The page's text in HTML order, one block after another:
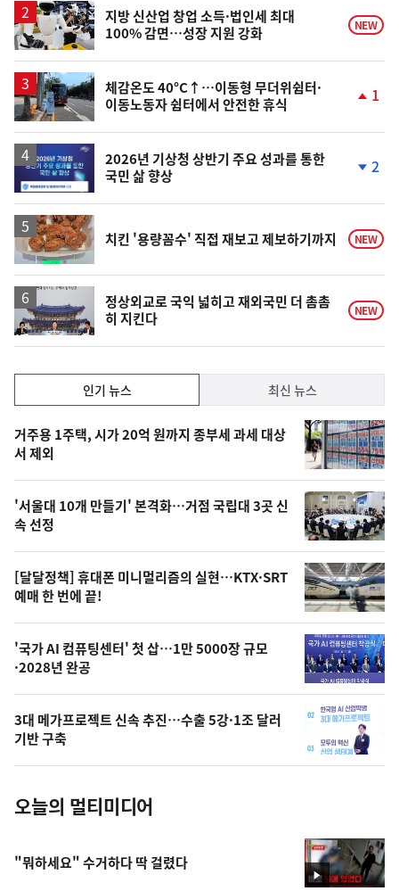
승
지방 신산업 창업 소득·법인세 최대
100% 감면…성장 지원 강화
NEW
체감온도 40°C↑…이동형 무더위쉼터·
이동노동자 쉼터에서 안전한 휴식
1
2026년 기상청 상반기 주요 성과를 통한
국민 삶 향상
락
2
치킨 '용량꼼수' 직접 재보고 제보하기까지 NEW
정상외교로 국익 넓히고 재외국민 더 촘촘
히 지킨다
NEW
기,
최
신,
오
늘
의
영
상
오
의
사
진
인기 뉴스 최신 뉴스
기
뉴
스
거주용 1주택, 시가 20억 원까지 종부세 과세 대상
서 제외
'서울대 10개 만들기' 본격화…거점 국립대 3곳 신
속 선정
[달달정책] 휴대폰 미니멀리즘의 실현…KTX·SRT
예매 한 번에 끝!
'국가 AI 컴퓨팅센터' 첫 삽…1만 5000장 규모
·2028년 완공
3대 메가프로젝트 신속 추진…수출 5강·1조 달러
기반 구축
오늘의 멀티미디어
영
"뭐하세요" 수거하다 딱 걸렸다